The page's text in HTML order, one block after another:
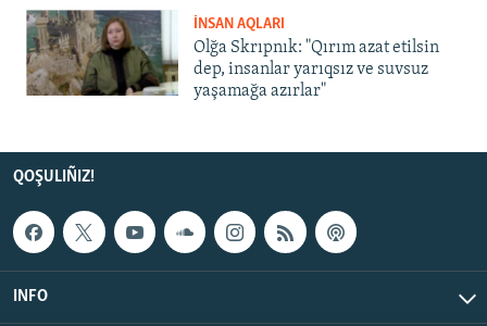
İNSAN AQLARI
Olğa Skrıpnık: "Qırım azat etilsin
dep, insanlar yarıqsız ve suvsuz
yaşamağa azırlar"
QOŞULIÑIZ!
INFO